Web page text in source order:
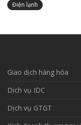
Điện lạnh
Giao dịch hàng hóa
Dịch vụ IDC
Dịch vụ GTGT